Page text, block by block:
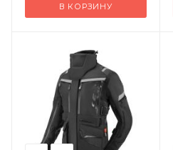
В КОРЗИНУ